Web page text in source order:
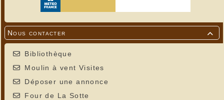

Nous contacter
Bibliothèque
Moulin à vent Visites
Déposer une annonce
Four de La Sotte